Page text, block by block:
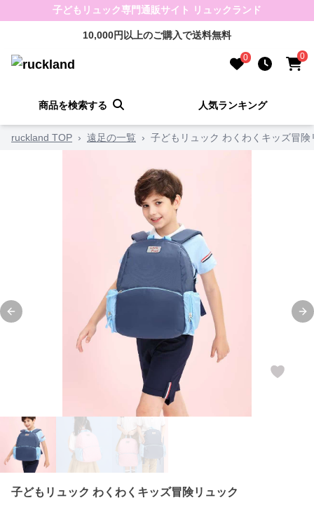
子どもリュック専門通販サイト リュックランド
10,000円以上のご購入で送料無料
0 0
商品を検索する 人気ランキング
ruckland TOP › 遠足の一覧 › 子どもリュック わくわくキッズ冒険
Previous slide
子どもリュック わくわくキッズ冒険リュック